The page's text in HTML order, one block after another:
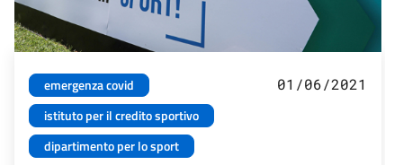
emergenza covid
istituto per il credito sportivo
dipartimento per lo sport
01/06/2021